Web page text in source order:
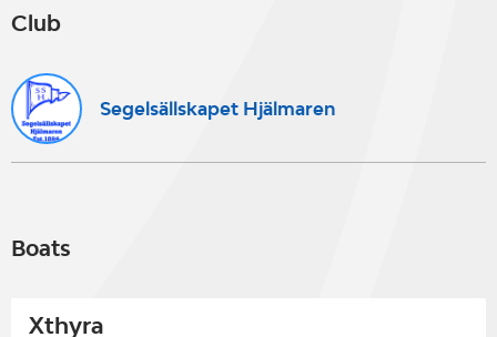
Club
Segelsällskapet Hjälmaren
Boats
Xthyra